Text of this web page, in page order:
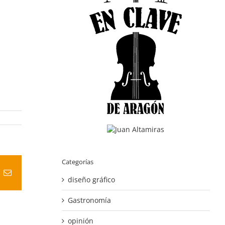
Correo
Categorías
diseño gráfico
Gastronomía
opinión